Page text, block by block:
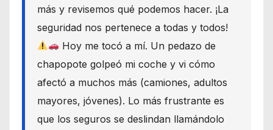
más y revisemos qué podemos hacer. ¡La
seguridad nos pertenece a todas y todos!
Hoy me tocó a mí. Un pedazo de
chapopote golpeó mi coche y vi cómo
afectó a muchos más (camiones, adultos
mayores, jóvenes). Lo más frustrante es
que los seguros se deslindan llamándolo